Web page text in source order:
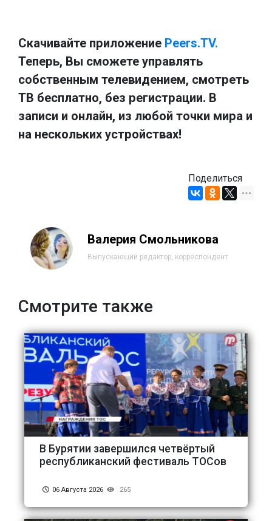
Скачивайте приложение Peers.TV.
Теперь, Вы сможете управлять
собственным телевидением, смотреть
ТВ бесплатно, без регистрации. В
записи и онлайн, из любой точки мира и
на нескольких устройствах!
Поделиться
Валерия Смольникова
Выпускающий редактор, корреспондент
Смотрите также
В Бурятии завершился четвёртый
республиканский фестиваль ТОСов
06 Августа 2026 265